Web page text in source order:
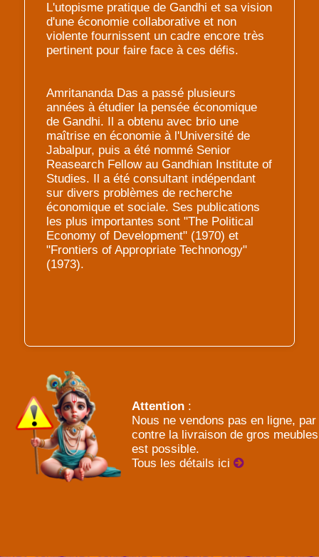
L'utopisme pratique de Gandhi et sa vision
d'une économie collaborative et non
violente fournissent un cadre encore très
pertinent pour faire face à ces défis.
Amritananda Das a passé plusieurs
années à étudier la pensée économique
de Gandhi. Il a obtenu avec brio une
maîtrise en économie à l'Université de
Jabalpur, puis a été nommé Senior
Reasearch Fellow au Gandhian Institute of
Studies. Il a été consultant indépendant
sur divers problèmes de recherche
économique et sociale. Ses publications
les plus importantes sont "The Political
Economy of Development" (1970) et
"Frontiers of Appropriate Technonogy"
(1973).
Attention :
Nous ne vendons pas en ligne, par
contre la livraison de gros meubles
est possible.
Tous les détails ici